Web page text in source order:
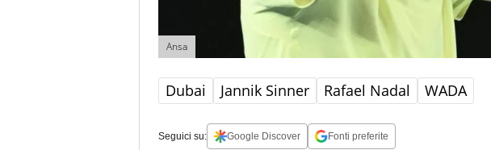
Ansa
Dubai Jannik Sinner Rafael Nadal WADA
Seguici su: Google Discover Fonti preferite